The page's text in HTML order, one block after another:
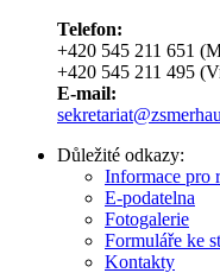
Telefon:
+420 545 211 651
+420 545 211 495
E-mail:
Důležité odkazy:
Informace pro
E-podatelna
Fotogalerie
Formuláře ke
Kontakty